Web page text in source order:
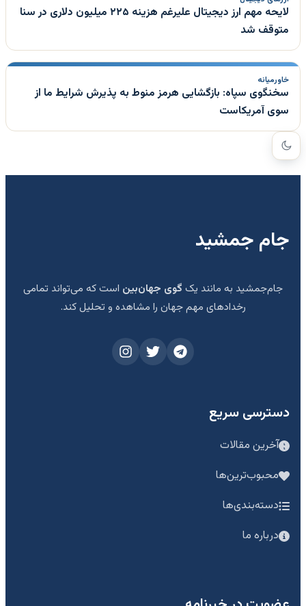
لایحه مهم ارز دیجیتال علیرغم هزینه ۲۲۵ میلیون دلاری در سنا
متوقف شد
خاورمیانه
سخنگوی سپاه: بازگشایی هرمز منوط به پذیرش شرایط ما از
سوی آمریکاست
جام جمشید
جام‌جمشید به مانند یک گوی جهان‌بین است که می‌تواند تمامی
رخدادهای مهم جهان را مشاهده و تحلیل کند.
دسترسی سریع
آخرین مقالات
محبوب‌ترین‌ها
دسته‌بندی‌ها
درباره ما